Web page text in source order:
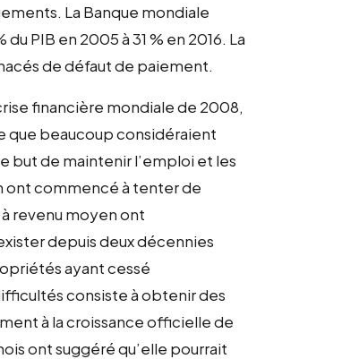
La Banque mondiale
PIB en 2005 à 31 % en 2016. La
de défaut de paiement.
financière mondiale de 2008,
que beaucoup considéraient
but de maintenir l’emploi et les
ont commencé à tenter de
revenu moyen ont
depuis deux décennies
ayant cessé
consiste à obtenir des
à la croissance officielle de
ont suggéré qu’elle pourrait